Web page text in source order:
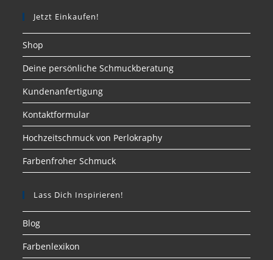
Jetzt Einkaufen!
Shop
Deine persönliche Schmuckberatung
Kundenanfertigung
Kontaktformular
Hochzeitschmuck von Perlokraphy
Farbenfroher Schmuck
Lass Dich Inspirieren!
Blog
Farbenlexikon